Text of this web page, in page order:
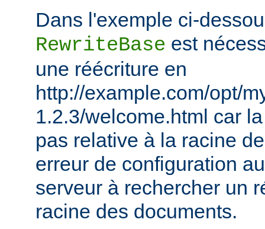
Dans l'exemple ci-
RewriteBase est
une réécriture en
http://example.com/opt/
1.2.3/welcome.html car
pas relative à la racine
erreur de configuration
serveur à rechercher un
racine des documents.